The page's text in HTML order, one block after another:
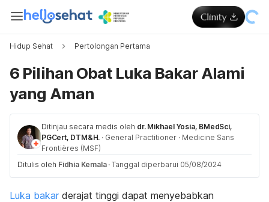
Hidup Sehat Pertolongan Pertama
6 Pilihan Obat Luka Bakar Alami
yang Aman
Ditinjau secara medis oleh dr. Mikhael Yosia, BMedSci,
PGCert, DTM&H. · General Practitioner · Medicine Sans
Frontières (MSF)
Ditulis oleh Fidhia Kemala · Tanggal diperbarui 05/08/2024
Luka bakar derajat tinggi dapat menyebabkan